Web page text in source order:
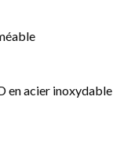
en acier inoxydable